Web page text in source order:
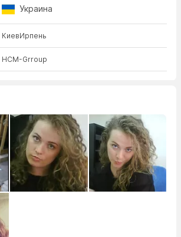
Украина
КиевИрпень
HCM-Grroup